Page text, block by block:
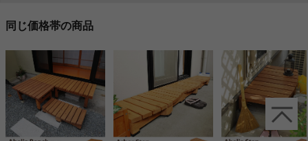
同じ価格帯の商品